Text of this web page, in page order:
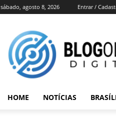
sábado, agosto 8, 2026 Entrar /
HOME NOTÍCIAS